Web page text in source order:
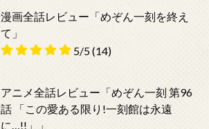
漫画全話レビュー「めぞん一刻を終え
て」
5/5(14)
アニメ全話レビュー「めぞん一刻 第96
話 「この愛ある限り!一刻館は永遠
に…!!」」